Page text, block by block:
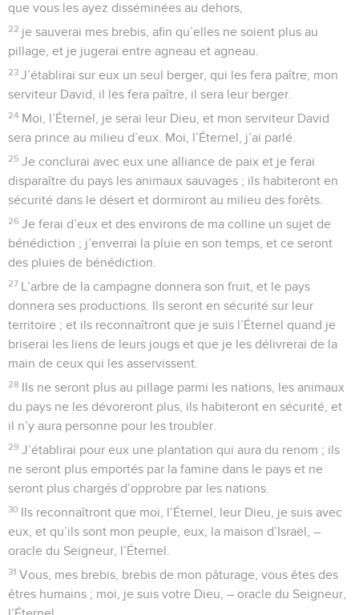
que vous les ayez disséminées au dehors,
22 je sauverai mes brebis, afin qu’elles ne soient plus au
pillage, et je jugerai entre agneau et agneau.
23 J’établirai sur eux un seul berger, qui les fera paître, mon
serviteur David, il les fera paître, il sera leur berger.
24 Moi, l’Éternel, je serai leur Dieu, et mon serviteur David
sera prince au milieu d’eux. Moi, l’Éternel, j’ai parlé.
25 Je conclurai avec eux une alliance de paix et je ferai
disparaître du pays les animaux sauvages ; ils habiteront en
sécurité dans le désert et dormiront au milieu des forêts.
26 Je ferai d’eux et des environs de ma colline un sujet de
bénédiction ; j’enverrai la pluie en son temps, et ce seront
des pluies de bénédiction.
27 L’arbre de la campagne donnera son fruit, et le pays
donnera ses productions. Ils seront en sécurité sur leur
territoire ; et ils reconnaîtront que je suis l’Éternel quand je
briserai les liens de leurs jougs et que je les délivrerai de la
main de ceux qui les asservissent.
28 Ils ne seront plus au pillage parmi les nations, les animaux
du pays ne les dévoreront plus, ils habiteront en sécurité, et
il n’y aura personne pour les troubler.
29 J’établirai pour eux une plantation qui aura du renom ; ils
ne seront plus emportés par la famine dans le pays et ne
seront plus chargés d’opprobre par les nations.
30 Ils reconnaîtront que moi, l’Éternel, leur Dieu, je suis avec
eux, et qu’ils sont mon peuple, eux, la maison d’Israël, –
oracle du Seigneur, l’Éternel.
31 Vous, mes brebis, brebis de mon pâturage, vous êtes des
êtres humains ; moi, je suis votre Dieu, – oracle du Seigneur,